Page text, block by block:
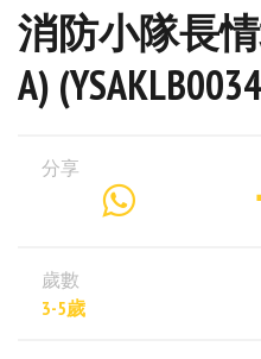
消防小隊長
A)
分享
歲數
3-5歲